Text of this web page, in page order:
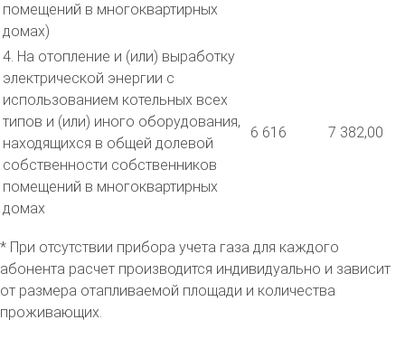
помещений в многоквартирных
домах)
4. На отопление и (или) выработку
электрической энергии с
использованием котельных всех
типов и (или) иного оборудования,
находящихся в общей долевой
собственности собственников
помещений в многоквартирных
домах
6 616 7 382,00
* При отсутствии прибора учета газа для каждого
абонента расчет производится индивидуально и зависит
от размера отапливаемой площади и количества
проживающих.